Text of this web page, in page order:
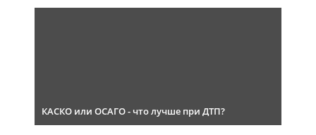
КАСКО или ОСАГО - что лучше при ДТП?